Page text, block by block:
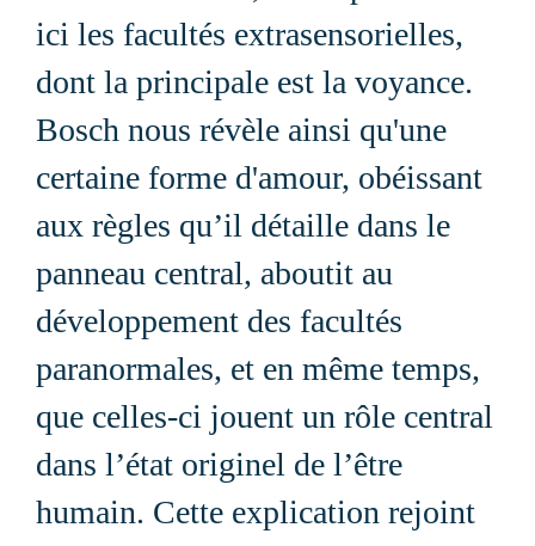
ici les facultés extrasensorielles,
dont la principale est la voyance.
Bosch nous révèle ainsi qu'une
certaine forme d'amour, obéissant
aux règles qu’il détaille dans le
panneau central, aboutit au
développement des facultés
paranormales, et en même temps,
que celles-ci jouent un rôle central
dans l’état originel de l’être
humain. Cette explication rejoint